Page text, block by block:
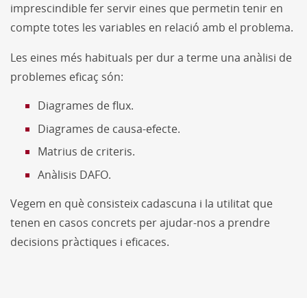
imprescindible fer servir eines que permetin tenir en
compte totes les variables en relació amb el problema.
Les eines més habituals per dur a terme una anàlisi de
problemes eficaç són:
Diagrames de flux.
Diagrames de causa-efecte.
Matrius de criteris.
Anàlisis DAFO.
Vegem en què consisteix cadascuna i la utilitat que
tenen en casos concrets per ajudar-nos a prendre
decisions pràctiques i eficaces.